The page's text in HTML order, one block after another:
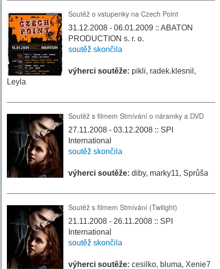
Soutěž o vstupenky na Czech Point
31.12.2008 - 06.01.2009 :: ABATON
PRODUCTION s. r. o.
soutěž skončila
výherci soutěže: pikli, radek.klesnil,
Leyla
Soutěž s filmem Stmívání o náramky a DVD
27.11.2008 - 03.12.2008 :: SPI
International
soutěž skončila
výherci soutěže: diby, marky11, Sprůša
Soutěž s filmem Stmívání (Twilight)
21.11.2008 - 26.11.2008 :: SPI
International
soutěž skončila
výherci soutěže: cesilko, bluma, Xenie7